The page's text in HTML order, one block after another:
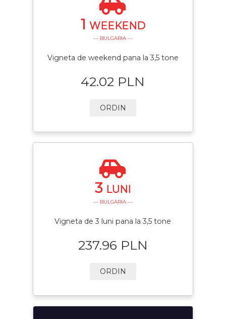
1 WEEKEND
— BULGARIA —
Vigneta de weekend pana la 3,5 tone
42.02 PLN
ORDIN
3 LUNI
— BULGARIA —
Vigneta de 3 luni pana la 3,5 tone
237.96 PLN
ORDIN